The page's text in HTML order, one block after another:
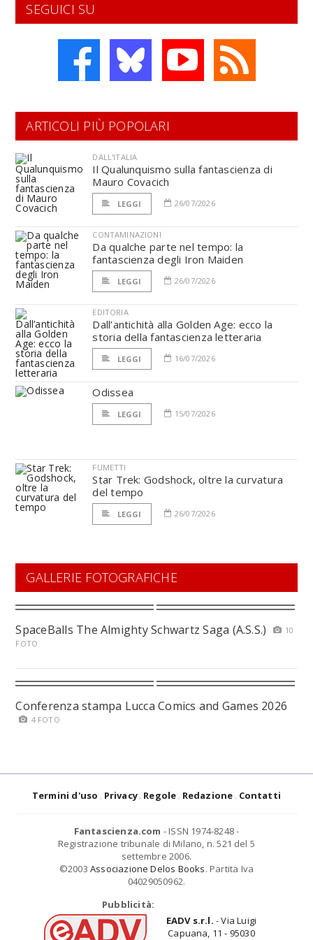
SEGUICI SU
ARTICOLI PIÙ POPOLARI
DALL'ITALIA
Il Qualunquismo sulla fantascienza di
Mauro Covacich
LEGGI 26/07/2026
CONTAMINAZIONI
Da qualche parte nel tempo: la
fantascienza degli Iron Maiden
LEGGI 26/07/2026
EDITORIA
Dall’antichità alla Golden Age: ecco la
storia della fantascienza letteraria
LEGGI 16/07/2026
Odissea
LEGGI 15/07/2026
FUMETTI
Star Trek: Godshock, oltre la curvatura
del tempo
LEGGI 26/07/2026
GALLERIE FOTOGRAFICHE
SpaceBalls The Almighty Schwartz Saga (A.S.S.)
10
FOTO
Conferenza stampa Lucca Comics and Games 2026
4 FOTO
Termini d'uso Privacy Regole Redazione Contatti
Fantascienza.com - ISSN 1974-8248 -
Registrazione tribunale di Milano, n. 521 del 5
settembre 2006.
©2003 Associazione Delos Books. Partita Iva
04029050962.
Pubblicità:
EADV s.r.l. - Via Luigi
Capuana, 11 - 95030